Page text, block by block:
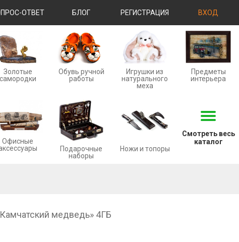
ОТВЕТ БЛОГ РЕГИСТРАЦИЯ ВХОД
Золотые
cамородки
Обувь ручной
работы
Игрушки из
натурального
меха
Предметы
интерьера
Офисные
Подарочные
наборы
Ножи и топоры
Смотреть весь
каталог
медведь» 4ГБ